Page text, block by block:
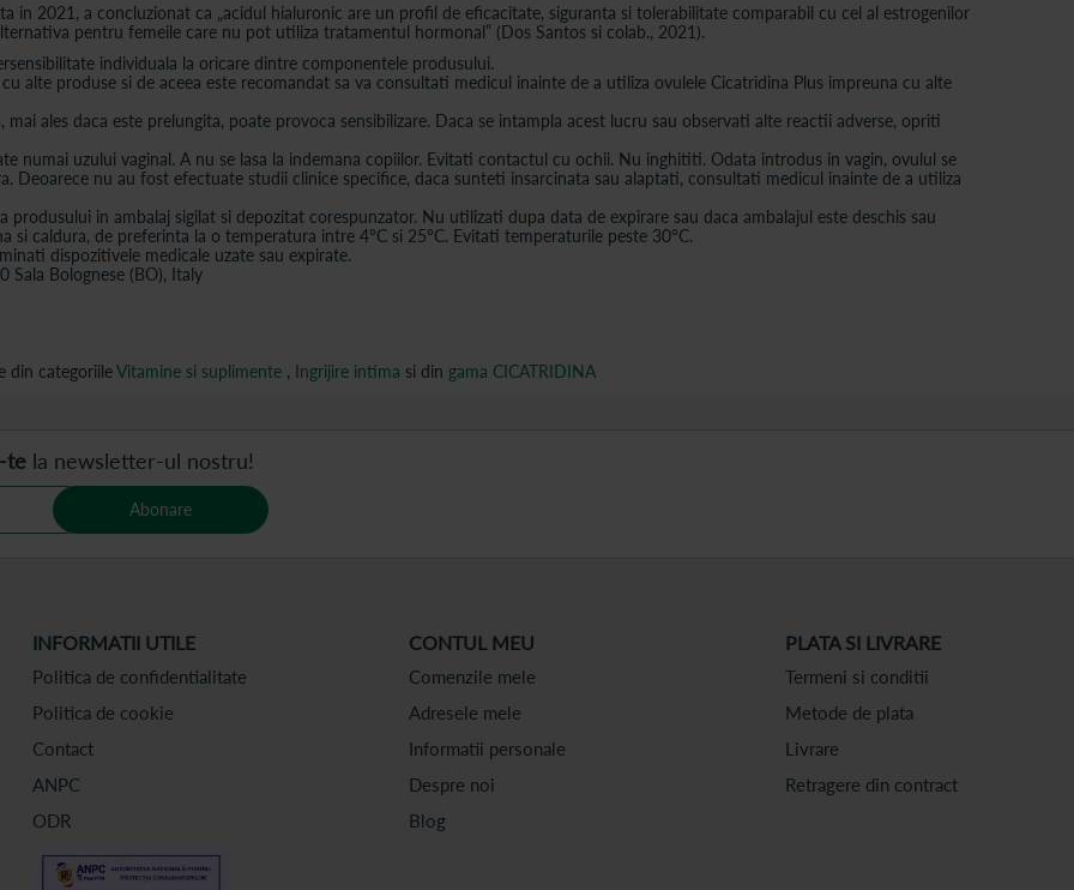
in 2021, a concluzionat ca „acidul hialuronic are un profil de eficacitate, siguranta si tolerabilitate comparabil cu cel al estrogenilor
pentru femeile care nu pot utiliza tratamentul hormonal” (Dos Santos si colab., 2021).
individuala la oricare dintre componentele produsului.
produse si de aceea este recomandat sa va consultati medicul inainte de a utiliza ovulele Cicatridina Plus impreuna cu alte
ales daca este prelungita, poate provoca sensibilizare. Daca se intampla acest lucru sau observati alte reactii adverse, opriti
numai uzului vaginal. A nu se lasa la indemana copiilor. Evitati contactul cu ochii. Nu inghititi. Odata introdus in vagin, ovulul se
Deoarece nu au fost efectuate studii clinice specifice, daca sunteti insarcinata sau alaptati, consultati medicul inainte de a utiliza
produsului in ambalaj sigilat si depozitat corespunzator. Nu utilizati dupa data de expirare sau daca ambalajul este deschis sau
caldura, de preferinta la o temperatura intre 4°C si 25°C. Evitati temperaturile peste 30°C.
dispozitivele medicale uzate sau expirate.
Sala Bolognese (BO), Italy
din categoriileVitamine si suplimente , Ingrijire intima si din gama CICATRIDINA
te la newsletter-ul nostru!
Abonare
INFORMATII UTILE
Politica de confidentialitate
Politica de cookie
Contact
ANPC
ODR
CONTUL MEU
Comenzile mele
Adresele mele
Informatii personale
Despre noi
Blog
PLATA SI LIVRARE
Termeni si conditii
Metode de plata
Livrare
Retragere din contract